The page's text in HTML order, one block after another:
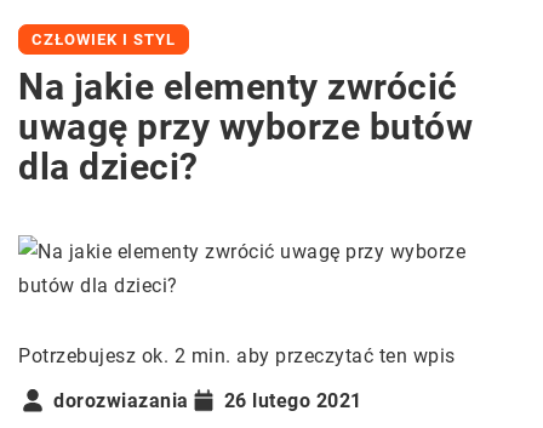
CZŁOWIEK I STYL
Na jakie elementy zwrócić
uwagę przy wyborze butów
dla dzieci?
Potrzebujesz ok. 2 min. aby przeczytać ten wpis
dorozwiazania
26 lutego 2021